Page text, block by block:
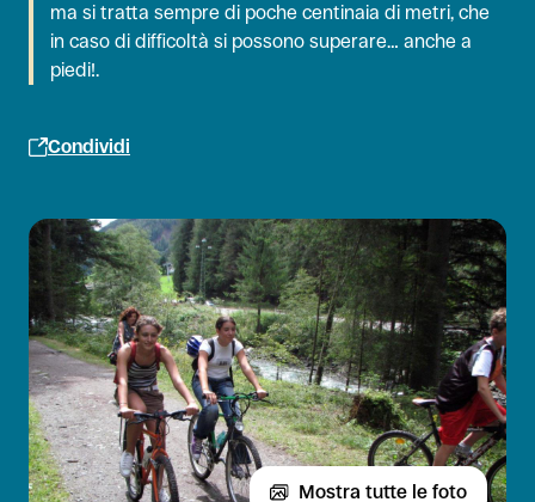
ma si tratta sempre di poche centinaia di metri, che
in caso di difficoltà si possono superare… anche a
piedi!.
Condividi
Mostra tutte le foto